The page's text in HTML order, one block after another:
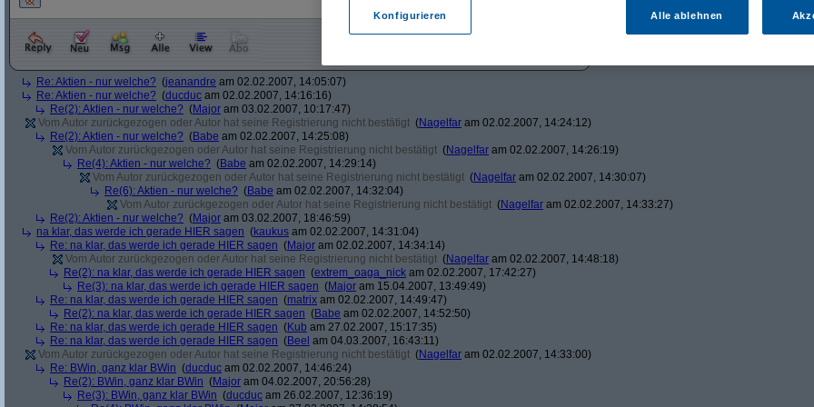
Re: Aktien - nur welche? (jeanandre am 02.02.2007, 14:05:07)
Re: Aktien - nur welche? (ducduc am 02.02.2007, 14:16:16)
Re(2): Aktien - nur welche? (Major am 03.02.2007, 10:17:47)
Vom Autor zurückgezogen oder Autor hat seine Registrierung nicht bestätigt (Nagelfar am 02.02.2007, 14:24:12)
Re(2): Aktien - nur welche? (Babe am 02.02.2007, 14:25:08)
Vom Autor zurückgezogen oder Autor hat seine Registrierung nicht bestätigt (Nagelfar am 02.02.2007, 14:26:19)
Re(4): Aktien - nur welche? (Babe am 02.02.2007, 14:29:14)
Vom Autor zurückgezogen oder Autor hat seine Registrierung nicht bestätigt (Nagelfar am 02.02.2007, 14:30:07)
Re(6): Aktien - nur welche? (Babe am 02.02.2007, 14:32:04)
Vom Autor zurückgezogen oder Autor hat seine Registrierung nicht bestätigt (Nagelfar am 02.02.2007, 14:33:27)
Re(2): Aktien - nur welche? (Major am 03.02.2007, 18:46:59)
na klar, das werde ich gerade HIER sagen (kaukus am 02.02.2007, 14:31:04)
Re: na klar, das werde ich gerade HIER sagen (Major am 02.02.2007, 14:34:14)
Vom Autor zurückgezogen oder Autor hat seine Registrierung nicht bestätigt (Nagelfar am 02.02.2007, 14:48:18)
Re(2): na klar, das werde ich gerade HIER sagen (extrem_oaga_nick am 02.02.2007, 17:42:27)
Re(3): na klar, das werde ich gerade HIER sagen (Major am 15.04.2007, 13:49:49)
Re: na klar, das werde ich gerade HIER sagen (matrix am 02.02.2007, 14:49:47)
Re(2): na klar, das werde ich gerade HIER sagen (Babe am 02.02.2007, 14:52:50)
Re: na klar, das werde ich gerade HIER sagen (Kub am 27.02.2007, 15:17:35)
Re: na klar, das werde ich gerade HIER sagen (Beel am 04.03.2007, 16:43:11)
Vom Autor zurückgezogen oder Autor hat seine Registrierung nicht bestätigt (Nagelfar am 02.02.2007, 14:33:00)
Re: BWin, ganz klar BWin (ducduc am 02.02.2007, 14:46:24)
Re(2): BWin, ganz klar BWin (Major am 04.02.2007, 20:56:28)
Re(3): BWin, ganz klar BWin (ducduc am 26.02.2007, 12:36:19)
Konfigurieren Alle ablehnen